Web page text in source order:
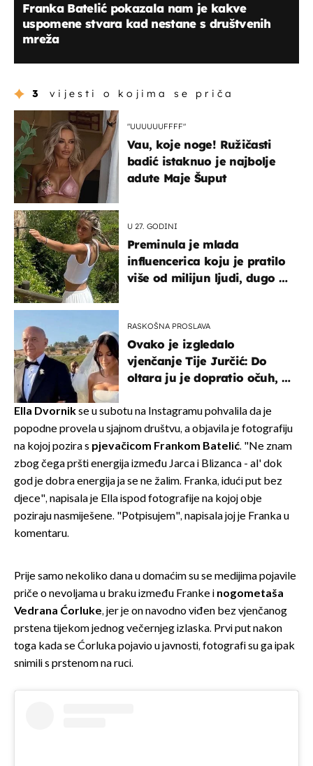
Franka Batelić pokazala nam je kakve
uspomene stvara kad nestane s društvenih
mreža
3 vijesti o kojima se priča
"UUUUUUFFFF"
Vau, koje noge! Ružičasti
badić istaknuo je najbolje
adute Maje Šuput
U 27. GODINI
Preminula je mlada
influencerica koju je pratilo
više od milijun ljudi, dugo se
RASKOŠNA PROSLAVA
Ovako je izgledalo
vjenčanje Tije Jurčić: Do
oltara ju je dopratio očuh, a
Ella Dvornikse u subotu na Instagramu pohvalila da je
popodne provela u sjajnom društvu, a objavila je fotografiju
na kojoj pozira s pjevačicom Frankom Batelić. "Ne znam
zbog čega pršti energija između Jarca i Blizanca - al' dok
god je dobra energija ja se ne žalim. Franka, idući put bez
djece", napisala je Ella ispod fotografije na kojoj obje
poziraju nasmiješene. "Potpisujem", napisala joj je Franka u
komentaru.
Prije samo nekoliko dana u domaćim su se medijima pojavile
priče o nevoljama u braku između Franke i nogometaša
Vedrana Ćorluke, jer je on navodno viđen bez vjenčanog
prstena tijekom jednog večernjeg izlaska. Prvi put nakon
toga kada se Ćorluka pojavio u javnosti, fotografi su ga ipak
snimili s prstenom na ruci.